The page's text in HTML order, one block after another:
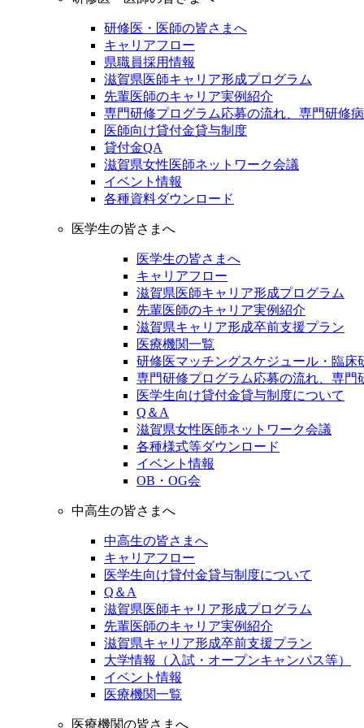
研修医・医師の皆さまへ
キャリアフロー
県職員採用情報
滋賀県医師キャリア形成プログラム
先輩医師のキャリア実例紹介
専門研修プログラム応募の流れ、専門研修
医師向け貸付金貸与制度
貸付金QA
滋賀県女性医師ネットワーク会議
イベント情報
各種資料ダウンロード
医学生の皆さまへ
医学生の皆さまへ
キャリアフロー
滋賀県医師キャリア形成プログラム
先輩医師のキャリア実例紹介
滋賀県キャリア形成卒前支援プラン
医療機関一覧
研修医マッチングスケジュール・臨床
専門研修プログラム応募の流れ、専門
医学生向け貸付金貸与制度について
Q＆A
滋賀県女性医師ネットワーク会議
各種様式等ダウンロード
イベント情報
OB・OG会
中高生の皆さまへ
中高生の皆さまへ
キャリアフロー
医学生向け貸付金貸与制度について
Q＆A
滋賀県医師キャリア形成プログラム
先輩医師のキャリア実例紹介
滋賀県キャリア形成卒前支援プラン
大学情報（入試・オープンキャンパス等）
イベント情報
医療機関一覧
医療機関の皆さまへ